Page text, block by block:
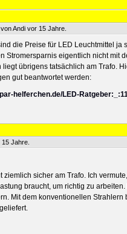
Andi vor 15 Jahre.
die Preise für LED Leuchtmittel ja
Stromersparnis eigentlich nicht mit
liegt übrigens tatsächlich am Trafo.
gut beantwortet werden:
helferchen.de/LED-
Jahre.
ziemlich sicher am Trafo. Ich
braucht, um richtig zu
Mit dem konventionellen Strahlern